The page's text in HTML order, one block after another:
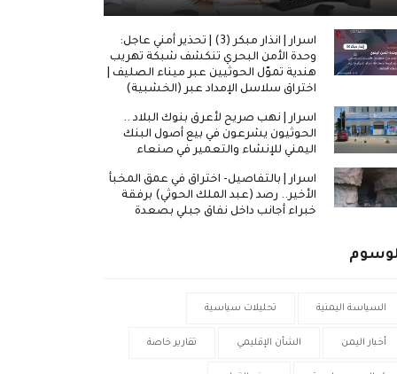
اسرار | انذار مبكر (3) | تحذير أمني عاجل:
وحدة الأمن البحري تنكشف شبكة تهريب
هندية تموّل الحوثيين عبر ميناء الصليف |
اختراق سلاسل الإمداد عبر (الخشبية)
اسرار | نهب صريح لأعرق بنوك البلاد ..
الحوثيون يشرعون في بيع أصول البنك
اليمني للإنشاء والتعمير في صنعاء
اسرار | بالتفاصيل- اختراق في عمق المخبأ
الأخير.. رصد (عبد الملك الحوثي) برفقة
خبراء أجانب داخل نفاق جبلي بصعدة
السياسة اليمنية تحليلات سياسية
أخبار اليمن الشأن الإقليمي تقارير خاصة